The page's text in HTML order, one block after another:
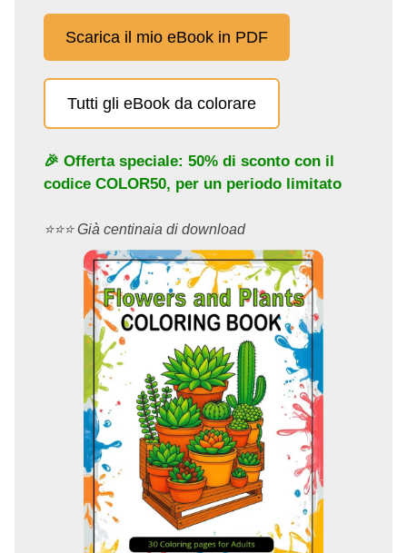
Scarica il mio eBook in PDF
Tutti gli eBook da colorare
🎉 Offerta speciale: 50% di sconto con il
codice COLOR50, per un periodo limitato
⭐️⭐️⭐️ Già centinaia di download